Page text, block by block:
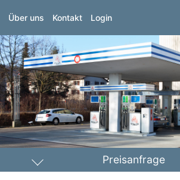
Über uns Kontakt Login
Preisanfrage